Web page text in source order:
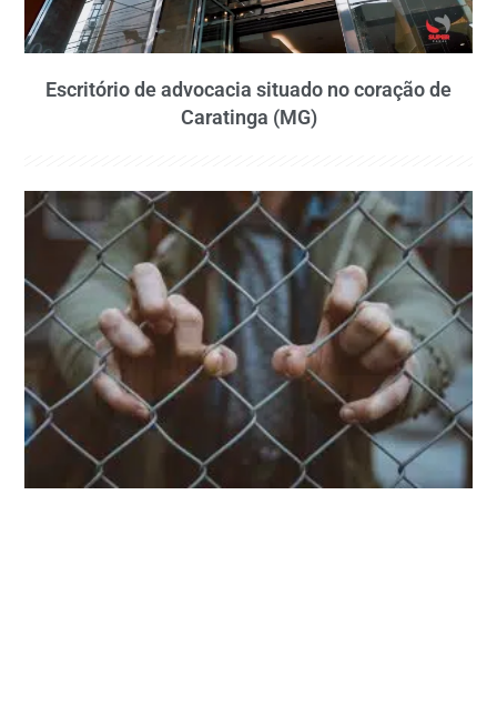
Escritório de advocacia situado no coração de
Caratinga (MG)